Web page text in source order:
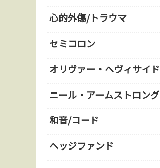
心的外傷/トラウマ
セミコロン
オリヴァー・ヘヴィサイド
ニール・アームストロング
和音/コード
ヘッジファンド